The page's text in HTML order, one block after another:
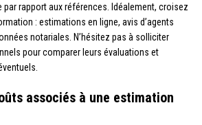
par rapport aux références. Idéalement, croisez
: estimations en ligne, avis d’agents
notariales. N’hésitez pas à solliciter
pour comparer leurs évaluations et
associés à une estimation